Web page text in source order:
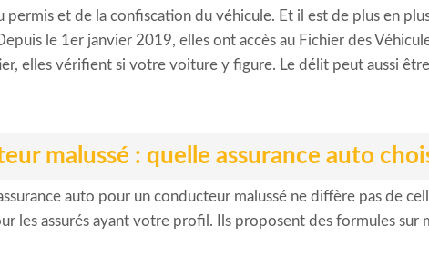
permis et de la confiscation du véhicule. Et il est de plus en
le 1er janvier 2019, elles ont accès au Fichier des
elles vérifient si votre voiture y figure. Le délit peut aussi
malussé : quelle assurance auto
auto pour un conducteur malussé ne diffère pas de
les assurés ayant votre profil. Ils proposent des formules sur